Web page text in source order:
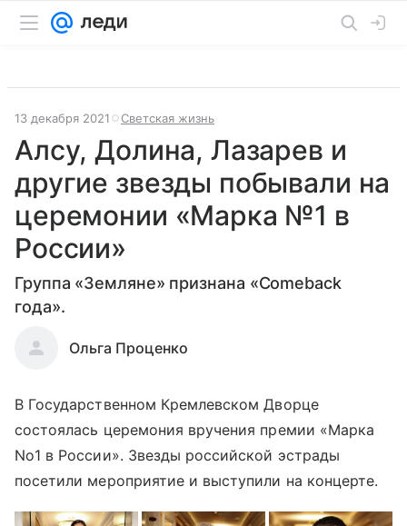
13 декабря 2021 Светская жизнь
Алсу, Долина, Лазарев и
другие звезды побывали на
церемонии «Марка №1 в
России»
Группа «Земляне» признана «Comeback
года».
Ольга Проценко
В Государственном Кремлевском Дворце
состоялась церемония вручения премии «Марка
No1 в России». Звезды российской эстрады
посетили мероприятие и выступили на концерте.